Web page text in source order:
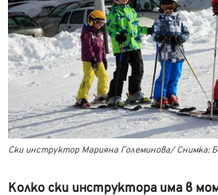
Ски инструктор Марияна Големинова/ Снимка:
Колко ски инструктора има в